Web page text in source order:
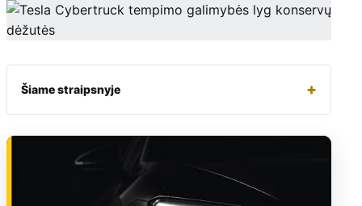
Šiame straipsnyje +